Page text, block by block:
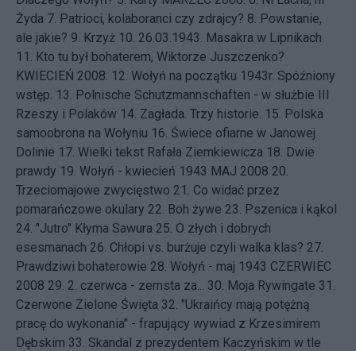
Żyda 7. Patrioci, kolaboranci czy zdrajcy? 8. Powstanie,
ale jakie? 9. Krzyż 10. 26.03.1943. Masakra w Lipnikach
11. Kto tu był bohaterem, Wiktorze Juszczenko?
KWIECIEŃ 2008: 12. Wołyń na początku 1943r. Spóźniony
wstęp. 13. Polnische Schutzmannschaften - w służbie III
Rzeszy i Polaków 14. Zagłada. Trzy historie. 15. Polska
samoobrona na Wołyniu 16. Świece ofiarne w Janowej
Dolinie 17. Wielki tekst Rafała Ziemkiewicza 18. Dwie
prawdy 19. Wołyń - kwiecień 1943 MAJ 2008 20.
Trzeciomajowe zwycięstwo 21. Co widać przez
pomarańczowe okulary 22. Boh żywe 23. Pszenica i kąkol
24. "Jutro" Kłyma Sawura 25. O złych i dobrych
esesmanach 26. Chłopi vs. burżuje czyli walka klas? 27.
Prawdziwi bohaterowie 28. Wołyń - maj 1943 CZERWIEC
2008 29. 2. czerwca - zemsta za... 30. Moja Rywingate 31.
Czerwone Zielone Święta 32. "Ukraińcy mają potężną
pracę do wykonania" - frapujący wywiad z Krzesimirem
Dębskim 33. Skandal z prezydentem Kaczyńskim w tle